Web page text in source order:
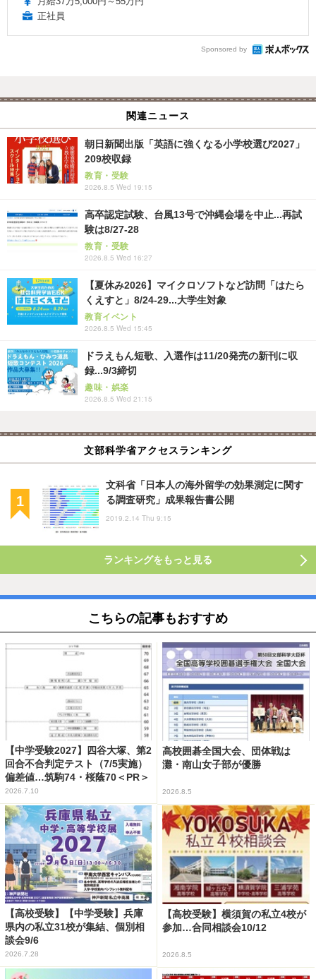
正社員
Sponsored by
関連ニュース
朝日新聞出版「英語に強くなる小学校選び2027」
209校収録
教育・受験
2026.8.5 Wed 19:15
高卒認定試験、台風13号で沖縄会場を中止...再試
験は8/27-28
教育・受験
2026.8.5 Wed 16:27
【夏休み2026】マイクロソフトなど訪問「はたら
くえすと」8/24-29...大学生対象
教育イベント
2026.8.5 Wed 15:45
ドラえもん短歌、入選作は11/20発売の新刊に収
録...9/3締切
趣味・娯楽
2026.8.5 Wed 21:15
文部科学省アクセスランキング
文科省「日本人の海外留学の効果測定に関す
る調査研究」成果報告書公開
2019.2.14 Thu 9:15
ランキングをもっと見る
こちらの記事もおすすめ
【中学受験2027】四谷大塚、第2
回合不合判定テスト（7/5実施）
偏差値…筑駒74・桜蔭70＜PR＞
2026.7.10
高校囲碁全国大会、団体戦は
灘・南山女子部が優勝
2026.8.5
【高校受験】【中学受験】兵庫
県内の私立31校が集結、個別相
談会9/6
2026.7.28
【高校受験】横須賀の私立4校が
参加…合同相談会10/12
2026.8.5